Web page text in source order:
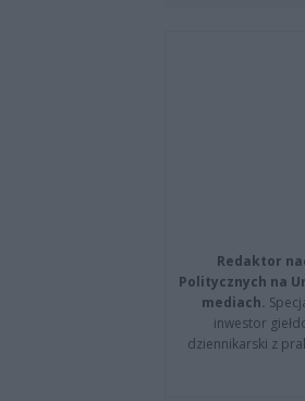
Redaktor
Politycznych na
mediach.
inwestor
dziennikarski z